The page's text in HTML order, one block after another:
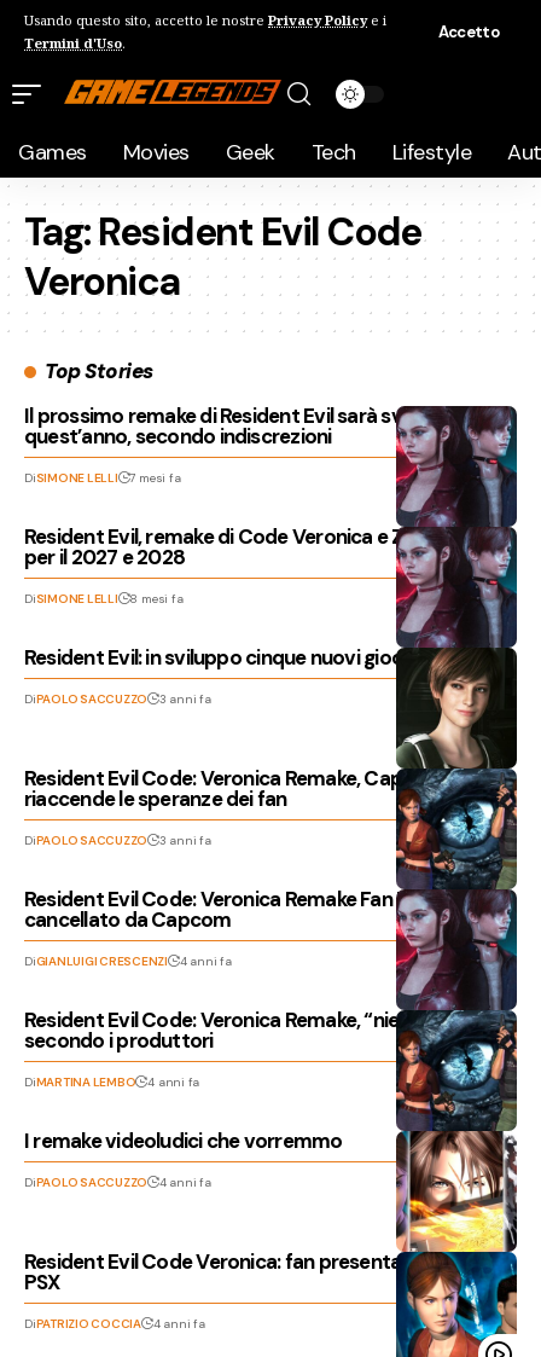
Usando questo sito, accetto le nostre Privacy Policye i
Termini d'Uso.
Accetto
Games Movies Geek Tech Lifestyle
Tag:Resident Evil Code
Veronica
Top Stories
Il prossimo remake di Resident Evil sarà svelato
quest’anno, secondo indiscrezioni
DiSIMONE LELLI 7 mesi fa
Resident Evil, remake di Code Veronica e Zero previsti
per il 2027 e 2028
DiSIMONE LELLI 8 mesi fa
Resident Evil: in sviluppo cinque nuovi giochi?
DiPAOLO SACCUZZO 3 anni fa
Resident Evil Code: Veronica Remake, Capcom
riaccende le speranze dei fan
DiPAOLO SACCUZZO 3 anni fa
Resident Evil Code: Veronica Remake Fan Made
cancellato da Capcom
DiGIANLUIGI CRESCENZI 4 anni fa
Resident Evil Code: Veronica Remake, “niente piani”
secondo i produttori
DiMARTINA LEMBO 4 anni fa
I remake videoludici che vorremmo
DiPAOLO SACCUZZO 4 anni fa
Resident Evil Code Veronica: fan presenta il demake
PSX
DiPATRIZIO COCCIA 4 anni fa